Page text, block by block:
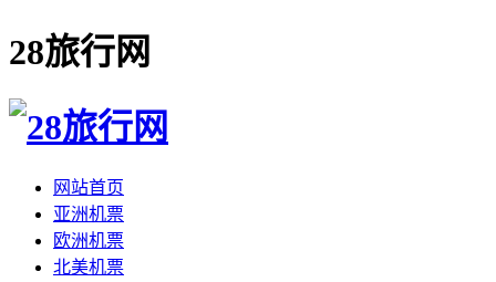
28旅行网
网站首页
亚洲机票
欧洲机票
北美机票